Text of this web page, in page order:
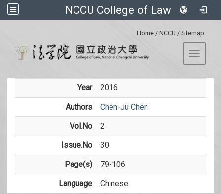
NCCU College of Law
Home / NCCU / Sitemap
Toggle
Year 2016
Authors Chen-Ju Chen
Vol.No 2
Issue.No 30
Page(s) 79-106
Language Chinese